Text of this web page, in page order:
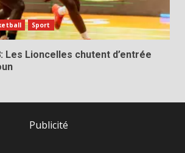
Sport
Les Lioncelles chutent d’entrée
Publicité